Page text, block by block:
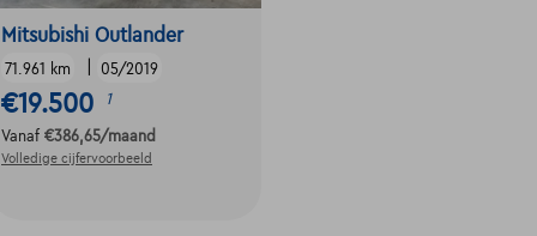
Mitsubishi Outlander
71.961 km 05/2019
€19.500 1
Vanaf €386,65/maand
Volledige cijfervoorbeeld